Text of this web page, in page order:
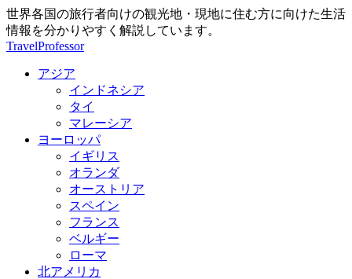
世界各国の旅行者向けの観光地・現地に住む方に向けた生活
情報を分かりやすく解説しています。
TravelProfessor
アジア
インドネシア
タイ
マレーシア
ヨーロッパ
イギリス
オランダ
オーストリア
スペイン
フランス
ベルギー
ローマ
北アメリカ